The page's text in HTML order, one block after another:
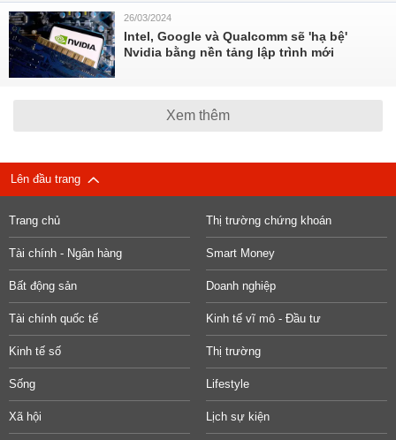
26/03/2024
Intel, Google và Qualcomm sẽ 'hạ bệ'
Nvidia bằng nền tảng lập trình mới
Xem thêm
Lên đầu trang
Trang chủ Thị trường chứng khoán
Tài chính - Ngân hàng Smart Money
Bất động sản Doanh nghiệp
Tài chính quốc tế Kinh tế vĩ mô - Đầu tư
Kinh tế số Thị trường
Sống Lifestyle
Xã hội Lịch sự kiện